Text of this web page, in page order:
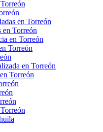
en Torreón
en Torreón
en Torreón
Torreón
en Torreón
Torreón